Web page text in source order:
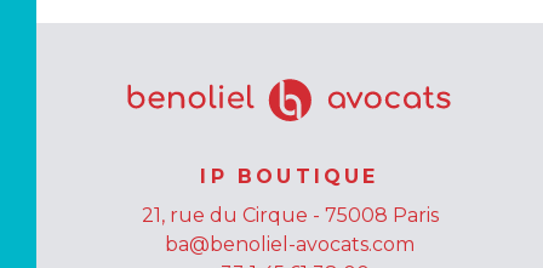
IP BOUTIQUE
21, rue du Cirque - 75008 Paris
ba@benoliel-avocats.com